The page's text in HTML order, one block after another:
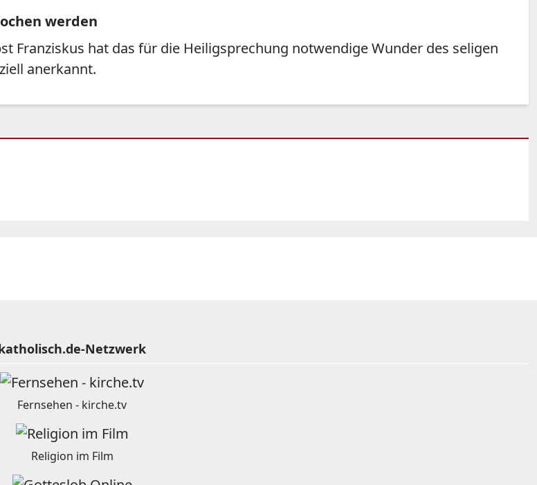
werden
Franziskus hat das für die Heiligsprechung notwendige Wunder des seligen
anerkannt.
Netzwerk
Fernsehen - kirche.tv
Religion im Film